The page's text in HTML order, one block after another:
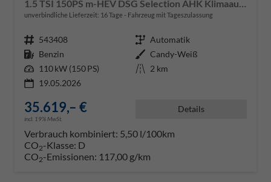
unverbindliche Lieferzeit: 16 Tage Fahrzeug mit Tageszulassung
Fahrzeugnr. 543408 Getriebe Automatik
Kraftstoff Benzin Außenfarbe Candy-Weiß
Leistung 110 kW (150 PS) Kilometerstand 2 km
19.05.2026
35.619,– €
incl. 19% MwSt.
Details
Verbrauch kombiniert: 5,50 l/100km
CO2-Klasse: D
CO2-Emissionen: 117,00 g/km